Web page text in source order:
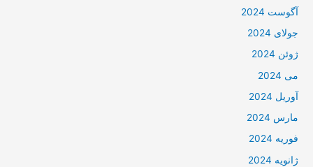
آگوست 2024
جولای 2024
ژوئن 2024
می 2024
آوریل 2024
مارس 2024
فوریه 2024
ژانویه 2024